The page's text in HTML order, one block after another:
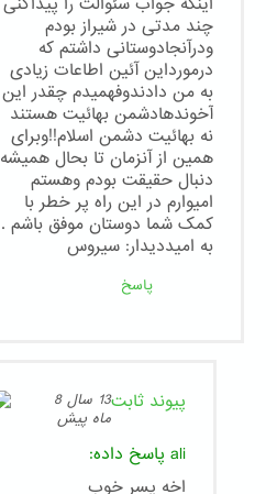
چند مدتی در شیراز بودم
ودرآنجادوستانی داشتم که
درمورداین آئین اطاعات زیادی
به من دادندوفهمیدم چقدر این
آخوندهادشمن بهائیت هستند
نه بهائیت دشمن اسلام!!وبرای
همین از آنزمان تا بحال همیشه
دنبال حقیقت بودم وهستم
امیوارم در این راه پر خطر با
کمک شما دوستان موفق باشم .
به امیددیدار: سیروس
پاسخ
پیوند ثابت
13 سال 8
ماه پیش
ali پاسخ داده:
اخه پسر خوب